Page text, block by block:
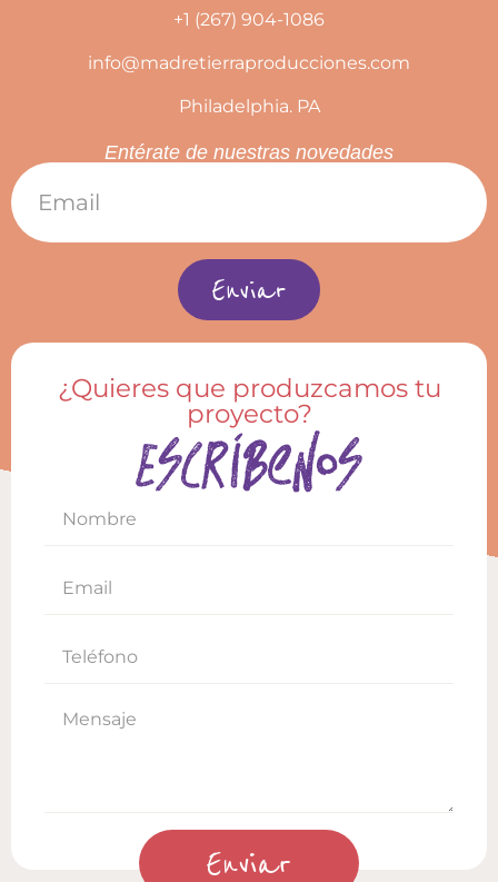
+1 (267) 904-1086
info@madretierraproducciones.com
Philadelphia. PA
Entérate de nuestras novedades
Enviar
¿Quieres que produzcamos tu
proyecto?
Escríbenos
Enviar